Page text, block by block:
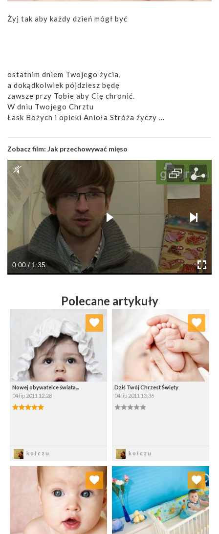
Żyj tak aby każdy dzień mógł być
ostatnim dniem Twojego życia,
a dokądkolwiek pójdziesz będę
zawsze przy Tobie aby Cię chronić.
W dniu Twojego Chrztu
Łask Bożych i opieki Anioła Stróża życzy ...
Zobacz film: Jak przechowywać mięso
0:00 / 1:35
Polecane artykuły
Nowej obywatelce świata...
04 lip 2011 12:28
5.00/5
kołczu
Dodaj do ulubionych
Wybierz listę:
Dziś Twój Chrzest Święty
04 lip 2011 13:36
0.00/5
kołczu
Dodaj do ulubionych
Wybierz listę:
Dodaj do ulubionych
Wybierz listę:
Dodaj do ulubionych
Wybierz listę: